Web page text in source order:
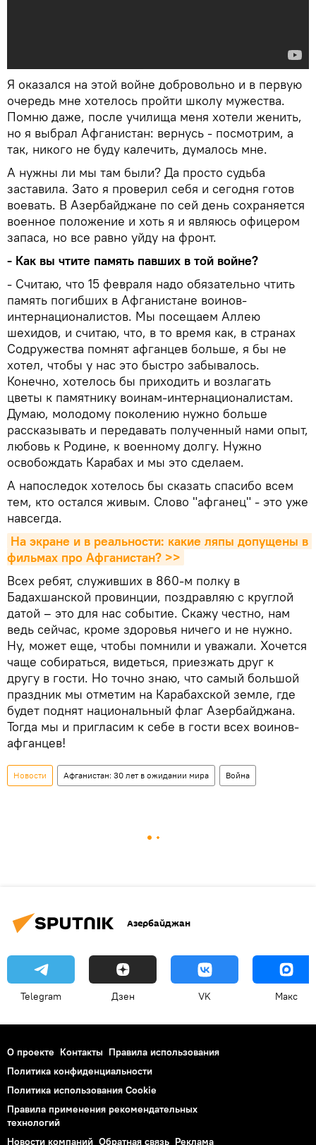
Я оказался на этой войне добровольно и в первую
очередь мне хотелось пройти школу мужества.
Помню даже, после училища меня хотели женить,
но я выбрал Афганистан: вернусь - посмотрим, а
так, никого не буду калечить, думалось мне.
А нужны ли мы там были? Да просто судьба
заставила. Зато я проверил себя и сегодня готов
воевать. В Азербайджане по сей день сохраняется
военное положение и хоть я и являюсь офицером
запаса, но все равно уйду на фронт.
- Как вы чтите память павших в той войне?
- Считаю, что 15 февраля надо обязательно чтить
память погибших в Афганистане воинов-
интернационалистов. Мы посещаем Аллею
шехидов, и считаю, что, в то время как, в странах
Содружества помнят афганцев больше, я бы не
хотел, чтобы у нас это быстро забывалось.
Конечно, хотелось бы приходить и возлагать
цветы к памятнику воинам-интернационалистам.
Думаю, молодому поколению нужно больше
рассказывать и передавать полученный нами опыт,
любовь к Родине, к военному долгу. Нужно
освобождать Карабах и мы это сделаем.
А напоследок хотелось бы сказать спасибо всем
тем, кто остался живым. Слово "афганец" - это уже
навсегда.
На экране и в реальности: какие ляпы допущены в
фильмах про Афганистан? >>
Всех ребят, служивших в 860-м полку в
Бадахшанской провинции, поздравляю с круглой
датой – это для нас событие. Скажу честно, нам
ведь сейчас, кроме здоровья ничего и не нужно.
Ну, может еще, чтобы помнили и уважали. Хочется
чаще собираться, видеться, приезжать друг к
другу в гости. Но точно знаю, что самый большой
праздник мы отметим на Карабахской земле, где
будет поднят национальный флаг Азербайджана.
Тогда мы и пригласим к себе в гости всех воинов-
афганцев!
Новости Афганистан: 30 лет в ожидании мира Война
Азербайджан
Telegram Дзен VK Макс
О проекте Контакты Правила использования
Политика конфиденциальности
Политика использования Cookie
Правила применения рекомендательных
технологий
Новости компаний Обратная связь Реклама